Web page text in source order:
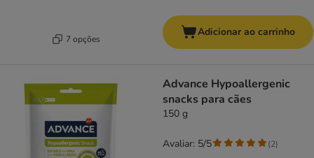
7 opções
Adicionar ao carrinho
Advance Hypoallergenic
snacks para cães
150 g
Avaliar: 5/5 (2)